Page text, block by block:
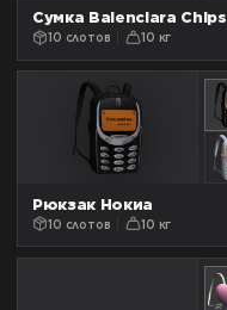
Сумка Balenciara Chips
10 слотов 10 кг
Рюкзак Нокиа
10 слотов 10 кг